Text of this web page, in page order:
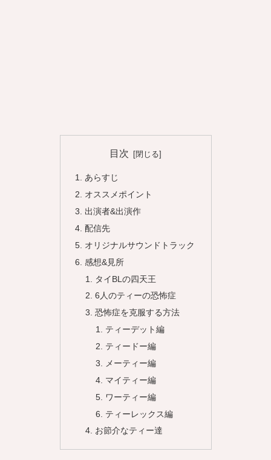
目次
あらすじ
オススメポイント
出演者&出演作
配信先
オリジナルサウンドトラック
感想&見所
タイBLの四天王
6人のティーの恐怖症
恐怖症を克服する方法
ティーデット編
ティードー編
メーティー編
マイティー編
ワーティー編
ティーレックス編
お節介なティー達